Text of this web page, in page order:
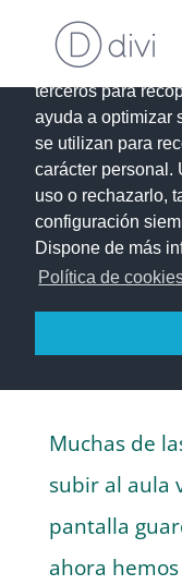
Este portal web
terceros para
ayuda a optimizar
se utilizan para
carácter personal.
uso o rechazarlo,
configuración
Dispone de más
Política de
THE
Muchas de
subir al aula
pantalla
ahora